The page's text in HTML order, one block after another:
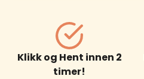
Klikk og Hent innen 2
timer!